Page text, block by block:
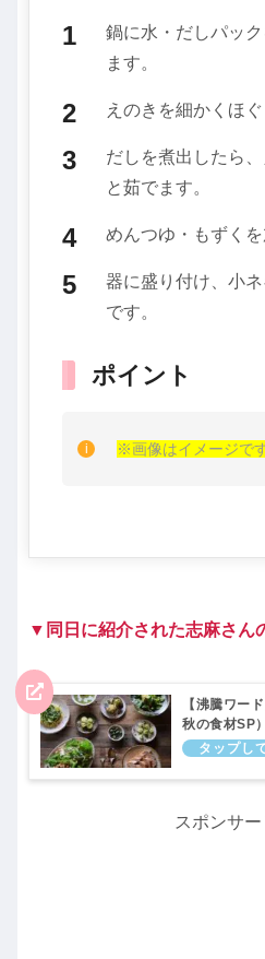
鍋に水・だしパッ
ます。
えのきを細かくほぐ
だしを煮出したら
と茹でます。
めんつゆ・もずくを
器に盛り付け、小
です。
ポイント
※画像はイメージです
▼同日に紹介された志麻さん
【沸騰ワー
秋の食材SP
め（卵かけ
スポンサー